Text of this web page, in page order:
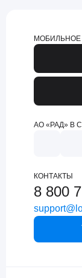
АО «РАД» В
КОНТАКТЫ
8 800